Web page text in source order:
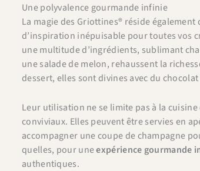
Une polyvalence gourmande infinie
La magie des Griottines® réside
d’inspiration inépuisable pour toutes vos
une multitude d’ingrédients, sublimant
une salade de melon, rehaussent la
dessert, elles sont divines avec du
Leur utilisation ne se limite pas à la
conviviaux. Elles peuvent être servies en
accompagner une coupe de champagne
quelles, pour uneexpérience gourmande
authentiques.